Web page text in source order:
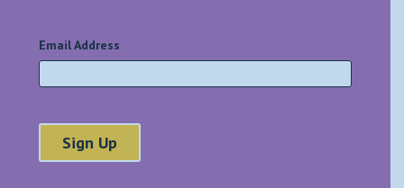
Email Address